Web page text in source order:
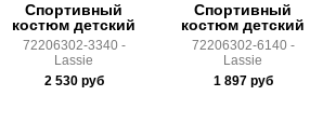
Спортивный
костюм детский
72206302-3340 -
Lassie
2 530руб
Спортивный
костюм детский
72206302-6140 -
Lassie
1 897руб